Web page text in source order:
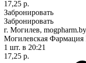
17,25 р.
Забронировать
Забронировать
г. Могилев, mogpharm.by
Могилевская Фармация
1 шт. в 20:21
17,25 р.